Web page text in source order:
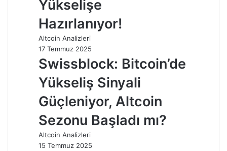
Yükselişe
Hazırlanıyor!
Altcoin Analizleri
17 Temmuz 2025
Swissblock: Bitcoin’de
Yükseliş Sinyali
Güçleniyor, Altcoin
Sezonu Başladı mı?
Altcoin Analizleri
15 Temmuz 2025